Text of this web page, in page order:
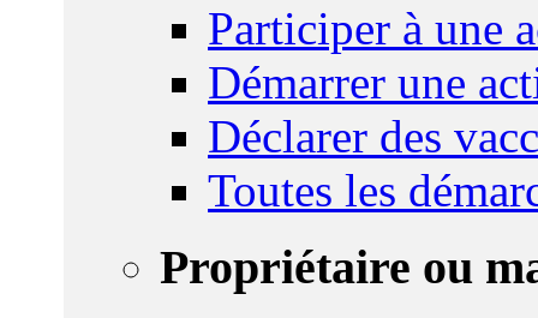
Participer à une
Démarrer une
Déclarer des
Toutes les
Propriétaire ou